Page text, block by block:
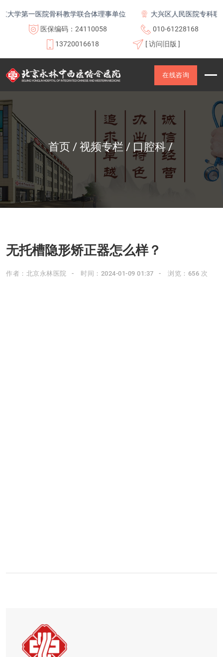
学第一医院骨科教学联合体理事单位
大兴区人民医院专科联盟
医保编码：24110058
010-61228168
13720016618
[ 访问旧版 ]
在线咨询
首页 视频专栏 口腔科
无托槽隐形矫正器怎么样？
作者：北京永林医院 时间：2024-01-09 01:37 浏览：656 次